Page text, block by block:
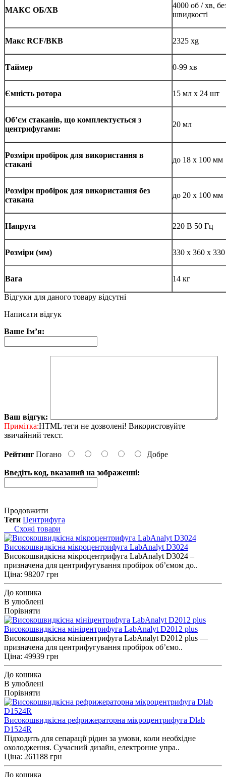
МАКС ОБ/ХВ
4000 об / хв,
швидкості
Макс RCF/ВКВ 2325 хg
Таймер 0-99 хв
Ємність ротора 15 мл х 24 шт
Об’єм стаканів, що комплектується з
центрифугами:
20 мл
Розміри пробірок для використання в
стакані
до 18 х 100 мм
Розміри пробірок для використання без
стакана
до 20 х 100 мм
Напруга 220 В 50 Гц
Розміри (мм) 330 x 360 x
Вага 14 кг
Відгуки для даного товару відсутні
Написати відгук
Ваше Ім’я:
Ваш відгук:
Примітка:HTML теги не дозволені! Використовуйте
звичайний текст.
Рейтинг Погано Добре
Введіть код, вказаний на зображенні:
Продовжити
Теги Центрифуга
Схожі товари
Високошвидкісна мікроцентрифуга LabAnalyt D3024
Високошвидкісна мікроцентрифуга LabAnalyt D3024 –
призначена для центрифугування пробірок об’ємом до..
Ціна: 98207 грн
До кошика
В улюблені
Порівняти
Високошвидкісна мініцентрифуга LabAnalyt D2012 plus
Високошвидкісна мініцентрифуга LabAnalyt D2012 plus —
призначена для центрифугування пробірок об’ємо..
Ціна: 49939 грн
До кошика
В улюблені
Порівняти
Високошвидкісна рефрижераторна мікроцентрифуга Dlab
D1524R
Підходить для сепарації рідин за умови, коли необхідне
охолодження. Сучасний дизайн, електронне упра..
Ціна: 261188 грн
До кошика